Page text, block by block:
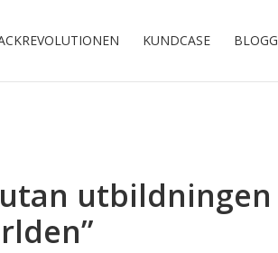
KUNDCASE BLOGG
utbildningen